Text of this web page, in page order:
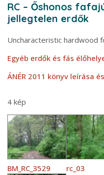
RC – Őshonos
jellegtelen erdők
Uncharacteristic hardwood
Egyéb erdők és fás
ÁNÉR 2011 könyv leírása
4 kép
BM_RC_3529 rc_03